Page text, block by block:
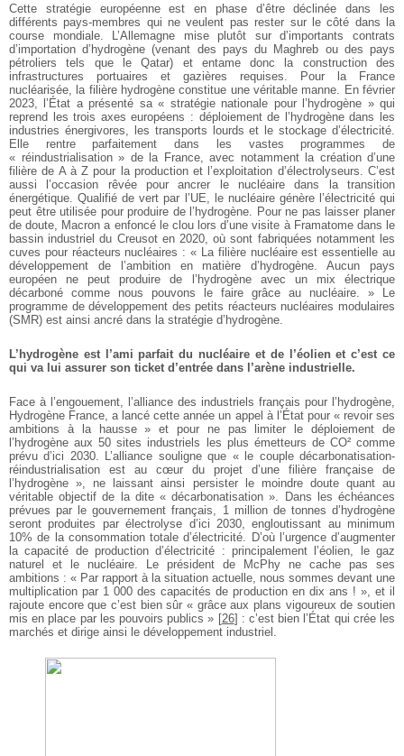
Cette stratégie européenne est en phase d’être déclinée dans les
différents pays-membres qui ne veulent pas rester sur le côté dans la
course mondiale. L’Allemagne mise plutôt sur d’importants contrats
d’importation d’hydrogène (venant des pays du Maghreb ou des pays
pétroliers tels que le Qatar) et entame donc la construction des
infrastructures portuaires et gazières requises. Pour la France
nucléarisée, la filière hydrogène constitue une véritable manne. En février
2023, l’État a présenté sa « stratégie nationale pour l’hydrogène » qui
reprend les trois axes européens : déploiement de l’hydrogène dans les
industries énergivores, les transports lourds et le stockage d’électricité.
Elle rentre parfaitement dans les vastes programmes de
« réindustrialisation » de la France, avec notamment la création d’une
filière de A à Z pour la production et l’exploitation d’électrolyseurs. C’est
aussi l’occasion rêvée pour ancrer le nucléaire dans la transition
énergétique. Qualifié de vert par l’UE, le nucléaire génère l’électricité qui
peut être utilisée pour produire de l’hydrogène. Pour ne pas laisser planer
de doute, Macron a enfoncé le clou lors d’une visite à Framatome dans le
bassin industriel du Creusot en 2020, où sont fabriquées notamment les
cuves pour réacteurs nucléaires : « La filière nucléaire est essentielle au
développement de l’ambition en matière d’hydrogène. Aucun pays
européen ne peut produire de l’hydrogène avec un mix électrique
décarboné comme nous pouvons le faire grâce au nucléaire. » Le
programme de développement des petits réacteurs nucléaires modulaires
(SMR) est ainsi ancré dans la stratégie d’hydrogène.
L’hydrogène est l’ami parfait du nucléaire et de l’éolien et c’est ce
qui va lui assurer son ticket d’entrée dans l’arène industrielle.
Face à l’engouement, l’alliance des industriels français pour l’hydrogène,
Hydrogène France, a lancé cette année un appel à l’État pour « revoir ses
ambitions à la hausse » et pour ne pas limiter le déploiement de
l’hydrogène aux 50 sites industriels les plus émetteurs de CO² comme
prévu d’ici 2030. L’alliance souligne que « le couple décarbonatisation-
réindustrialisation est au cœur du projet d’une filière française de
l’hydrogène », ne laissant ainsi persister le moindre doute quant au
véritable objectif de la dite « décarbonatisation ». Dans les échéances
prévues par le gouvernement français, 1 million de tonnes d’hydrogène
seront produites par électrolyse d’ici 2030, engloutissant au minimum
10% de la consommation totale d’électricité. D’où l’urgence d’augmenter
la capacité de production d’électricité : principalement l’éolien, le gaz
naturel et le nucléaire. Le président de McPhy ne cache pas ses
ambitions : « Par rapport à la situation actuelle, nous sommes devant une
multiplication par 1 000 des capacités de production en dix ans ! », et il
rajoute encore que c’est bien sûr « grâce aux plans vigoureux de soutien
mis en place par les pouvoirs publics » [26] : c’est bien l’État qui crée les
marchés et dirige ainsi le développement industriel.